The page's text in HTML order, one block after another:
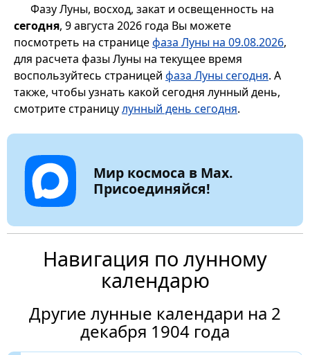
Фазу Луны, восход, закат и освещенность на
сегодня, 9 августа 2026 года Вы можете
посмотреть на страницефаза Луны на 09.08.2026,
для расчета фазы Луны на текущее время
воспользуйтесь страницей фаза Луны сегодня. А
также, чтобы узнать какой сегодня лунный день,
смотрите страницулунный день сегодня.
Мир космоса в Max.
Присоединяйся!
Навигация по лунному
календарю
Другие лунные календари на 2
декабря 1904 года